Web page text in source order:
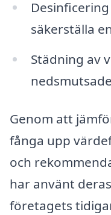
säkerställa
Städning av
Genom att
fånga upp
och
har använt
företagets